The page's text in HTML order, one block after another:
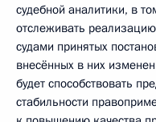
судебной аналитики, в
отслеживать
судами принятых
внесённых в них
будет способствовать
стабильности